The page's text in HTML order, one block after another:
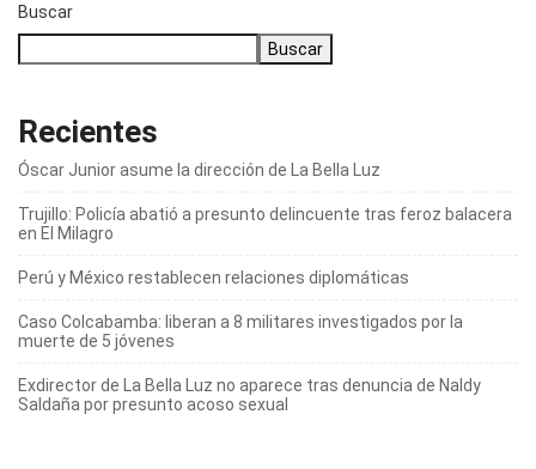
Buscar
Buscar
Recientes
Óscar Junior asume la dirección de La Bella Luz
Trujillo: Policía abatió a presunto delincuente tras feroz balacera
en El Milagro
Perú y México restablecen relaciones diplomáticas
Caso Colcabamba: liberan a 8 militares investigados por la
muerte de 5 jóvenes
Exdirector de La Bella Luz no aparece tras denuncia de Naldy
Saldaña por presunto acoso sexual